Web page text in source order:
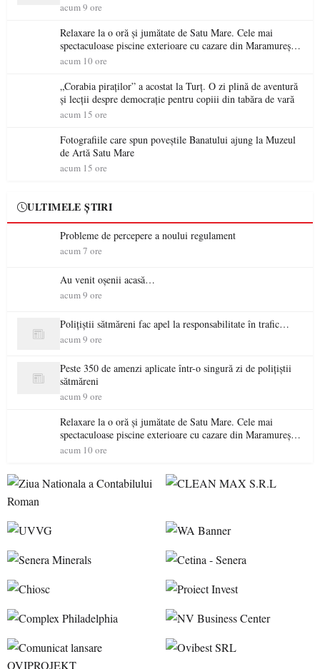
acum 9 ore
Relaxare la o oră și jumătate de Satu Mare. Cele mai
spectaculoase piscine exterioare cu cazare din Maramureș,
ideale pentru o escapadă de vară
acum 10 ore
„Corabia piraților” a acostat la Turț. O zi plină de aventură
și lecții despre democrație pentru copiii din tabăra de vară
acum 15 ore
Fotografiile care spun poveștile Banatului ajung la Muzeul
de Artă Satu Mare
acum 15 ore
ULTIMELE ȘTIRI
Probleme de percepere a noului regulament
acum 7 ore
Au venit oșenii acasă…
acum 9 ore
Polițiștii sătmăreni fac apel la responsabilitate în trafic…
acum 9 ore
Peste 350 de amenzi aplicate într-o singură zi de polițiștii
sătmăreni
acum 9 ore
Relaxare la o oră și jumătate de Satu Mare. Cele mai
spectaculoase piscine exterioare cu cazare din Maramureș,
ideale pentru o escapadă de vară
acum 10 ore